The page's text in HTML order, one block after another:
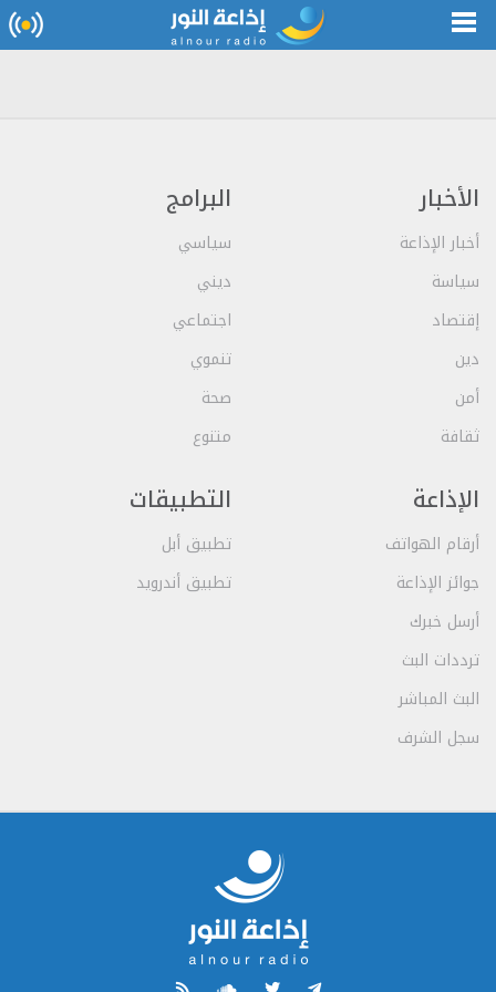
الأخبار
أخبار الإذاعة
سياسة
إقتصاد
دين
أمن
ثقافة
البرامج
سياسي
ديني
اجتماعي
تنموي
صحة
متنوع
الإذاعة
أرقام الهواتف
جوائز الإذاعة
أرسل خبرك
ترددات البث
البث المباشر
سجل الشرف
التطبيقات
تطبيق أبل
تطبيق أندرويد